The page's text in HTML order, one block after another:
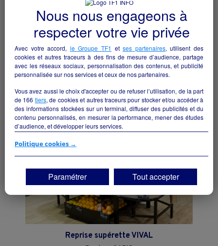
BOULANGERIE-PATISSERIE-SNACKING
Abjat-sur-Bandiat - 24300
Alimentation collectivite
Reprise supérette VIVAL
Nous nous engageons à
respecter votre vie privée
Avec votre accord, le Groupe TF1 etses partenaires, utilisent des
cookies et autres traceurs à des fins de mesure d’audience, partage
avec les réseaux sociaux, personnalisation des contenus, et publicité
personnalisée sur nos services et ceux de nos partenaires.
Vous avez aussi le choix d'accepter ou de refuser l’utilisation, de la part
de 166 tiers, de cookies et autres traceurs pour stocker et/ou accéder à
des informations stockées sur un terminal, diffuser des publicités et du
contenu personnalisés, en mesurer la performance, mener des études
d’audience, et développer leurs services.
Si vous continuez sans accepter, les fonctionnalités liées à la
vos centres d'intérêt. Seuls lescookies/traceurs techniquesseront
déposés et lus sur votre terminal.
Vous pouvez exprimer vos choix en cliquant sur "Tout accepter",
"Continuer sans accepter" ou "Paramétrer", et les modifier à tout
moment en cliquant sur le lien "Paramétrez vos choix" situé en bas de
Politique cookies →
Paramétrer Tout accepter